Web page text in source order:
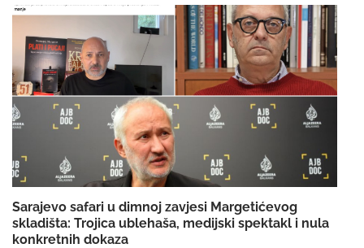
Sarajevo safari u dimnoj zavjesi Margetićevog
skladišta: Trojica ublehaša, medijski spektakl i nula
konkretnih dokaza